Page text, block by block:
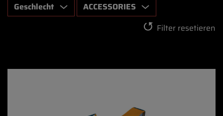
Geschlecht
ACCESSORIES
Filter resetieren